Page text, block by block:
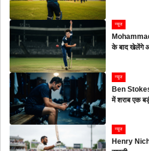
न्यूज
के बाद खेलेंगे
न्यूज
Ben
में शराब एक
न्यूज
Henry